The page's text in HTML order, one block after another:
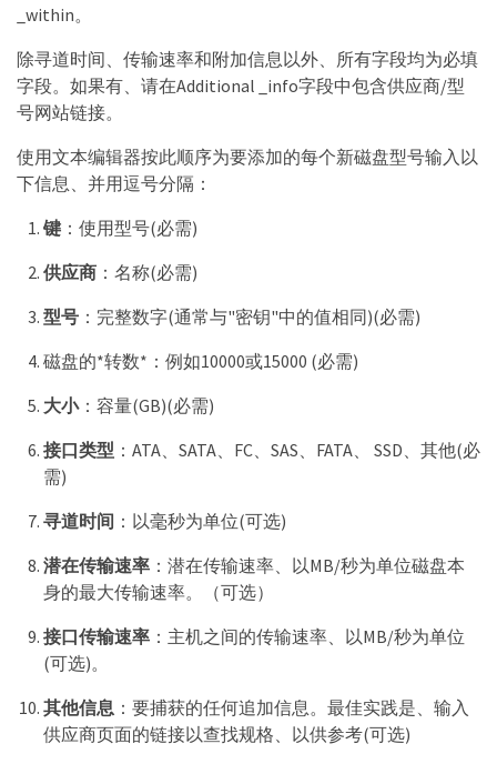
_within。
除寻道时间、传输速率和附加信息以外、所有字段均为必填
字段。如果有、请在Additional _info字段中包含供应商/型
号网站链接。
使用文本编辑器按此顺序为要添加的每个新磁盘型号输入以
下信息、并用逗号分隔：
键：使用型号(必需)
供应商：名称(必需)
型号：完整数字(通常与"密钥"中的值相同)(必需)
磁盘的*转数*：例如10000或15000 (必需)
大小：容量(GB)(必需)
接口类型 ：ATA、SATA、FC、SAS、FATA、 SSD、其他(必
需)
寻道时间 ：以毫秒为单位(可选)
潜在传输速率：潜在传输速率、以MB/秒为单位磁盘本
身的最大传输速率。（可选）
接口传输速率：主机之间的传输速率、以MB/秒为单位
(可选)。
其他信息 ：要捕获的任何追加信息。最佳实践是、输入
供应商页面的链接以查找规格、以供参考(可选)